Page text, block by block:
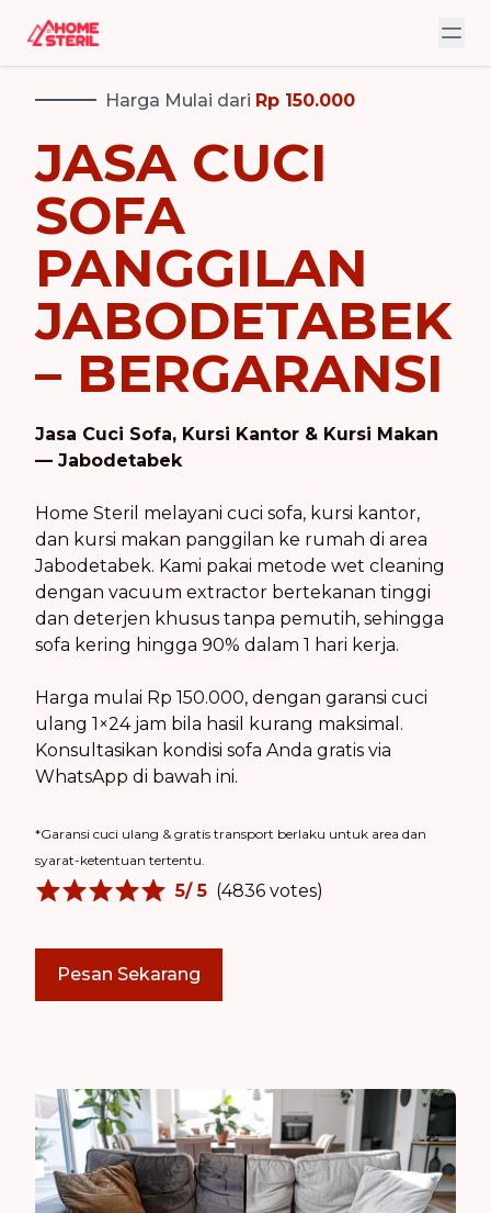
Harga Mulai dari Rp 150.000
JASA CUCI
SOFA
PANGGILAN
JABODETABEK
– BERGARANSI
Jasa Cuci Sofa, Kursi Kantor & Kursi Makan
— Jabodetabek
Home Steril melayani cuci sofa, kursi kantor,
dan kursi makan panggilan ke rumah di area
Jabodetabek. Kami pakai metode wet cleaning
dengan vacuum extractor bertekanan tinggi
dan deterjen khusus tanpa pemutih, sehingga
sofa kering hingga 90% dalam 1 hari kerja.
Harga mulai Rp 150.000, dengan garansi cuci
ulang 1×24 jam bila hasil kurang maksimal.
Konsultasikan kondisi sofa Anda gratis via
WhatsApp di bawah ini.
*Garansi cuci ulang & gratis transport berlaku untuk area dan
syarat-ketentuan tertentu.
5/ 5 (4836 votes)
Pesan Sekarang